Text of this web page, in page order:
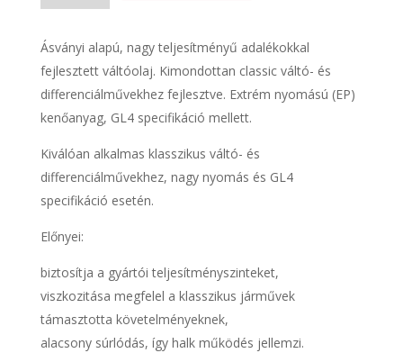
OIL
140
GL4
(7928)
mennyiség
Ásványi alapú, nagy teljesítményű adalékokkal
fejlesztett váltóolaj. Kimondottan classic váltó- és
differenciálművekhez fejlesztve. Extrém nyomású (EP)
kenőanyag, GL4 specifikáció mellett.
Kiválóan alkalmas klasszikus váltó- és
differenciálművekhez, nagy nyomás és GL4
specifikáció esetén.
Előnyei:
biztosítja a gyártói teljesítményszinteket,
viszkozitása megfelel a klasszikus járművek
támasztotta követelményeknek,
alacsony súrlódás, így halk működés jellemzi.